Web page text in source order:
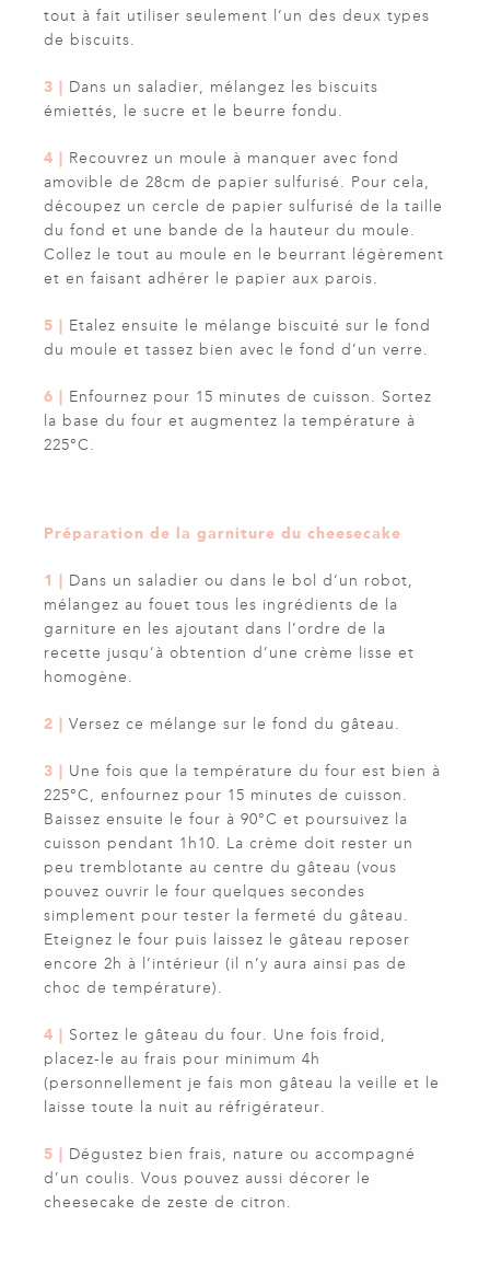
tout à fait utiliser seulement l’un des deux types
de biscuits.
3 | Dans un saladier, mélangez les biscuits
émiettés, le sucre et le beurre fondu.
4 | Recouvrez un moule à manquer avec fond
amovible de 28cm de papier sulfurisé. Pour cela,
découpez un cercle de papier sulfurisé de la taille
du fond et une bande de la hauteur du moule.
Collez le tout au moule en le beurrant légèrement
et en faisant adhérer le papier aux parois.
5 | Etalez ensuite le mélange biscuité sur le fond
du moule et tassez bien avec le fond d’un verre.
6 | Enfournez pour 15 minutes de cuisson. Sortez
la base du four et augmentez la température à
225°C.
Préparation de la garniture du cheesecake
1 | Dans un saladier ou dans le bol d’un robot,
mélangez au fouet tous les ingrédients de la
garniture en les ajoutant dans l’ordre de la
recette jusqu’à obtention d’une crème lisse et
homogène.
2 | Versez ce mélange sur le fond du gâteau.
3 | Une fois que la température du four est bien à
225°C, enfournez pour 15 minutes de cuisson.
Baissez ensuite le four à 90°C et poursuivez la
cuisson pendant 1h10. La crème doit rester un
peu tremblotante au centre du gâteau (vous
pouvez ouvrir le four quelques secondes
simplement pour tester la fermeté du gâteau.
Eteignez le four puis laissez le gâteau reposer
encore 2h à l’intérieur (il n’y aura ainsi pas de
choc de température).
4 | Sortez le gâteau du four. Une fois froid,
placez-le au frais pour minimum 4h
(personnellement je fais mon gâteau la veille et le
laisse toute la nuit au réfrigérateur.
5 | Dégustez bien frais, nature ou accompagné
d’un coulis. Vous pouvez aussi décorer le
cheesecake de zeste de citron.